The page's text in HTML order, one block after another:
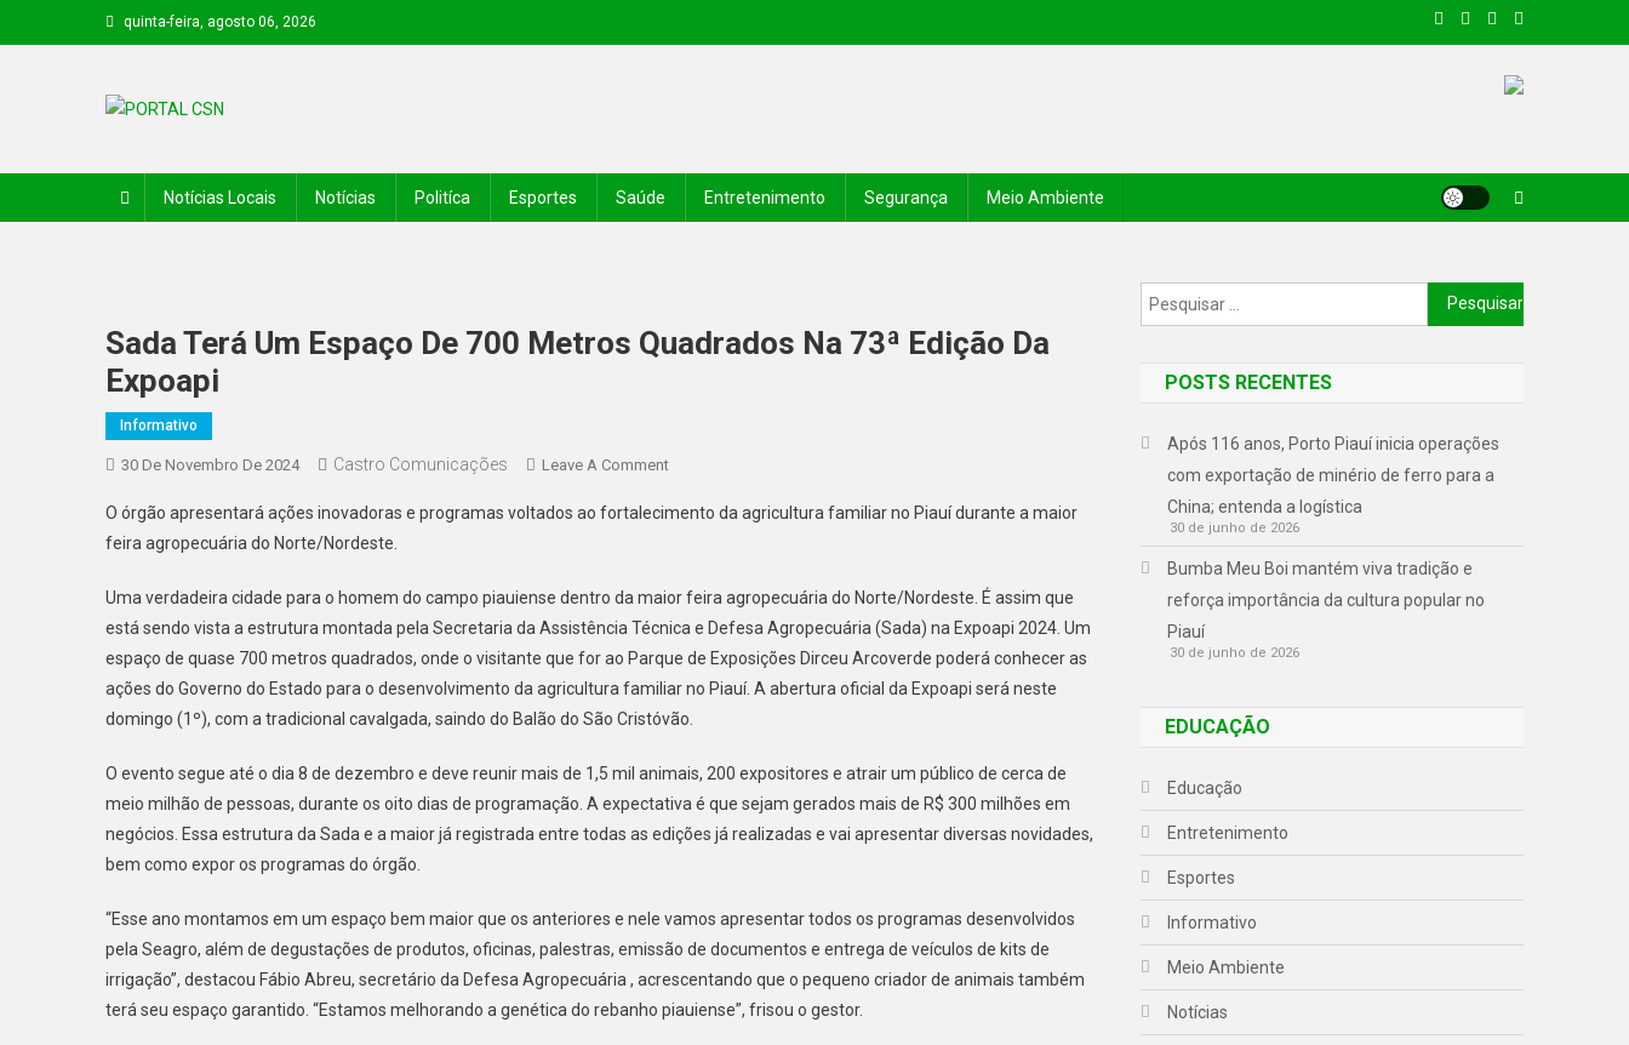
quinta-feira, agosto 06, 2026
Notícias Locais Notícias Politíca Esportes Saúde Entretenimento Segurança Meio Ambiente
Sada Terá Um Espaço De 700 Metros Quadrados Na 73ª Edição Da
Expoapi
Informativo
30 De Novembro De 2024 Castro Comunicações Leave A Comment
O órgão apresentará ações inovadoras e programas voltados ao fortalecimento da agricultura familiar no Piauí durante a maior
feira agropecuária do Norte/Nordeste.
Uma verdadeira cidade para o homem do campo piauiense dentro da maior feira agropecuária do Norte/Nordeste. É assim que
está sendo vista a estrutura montada pela Secretaria da Assistência Técnica e Defesa Agropecuária (Sada) na Expoapi 2024. Um
espaço de quase 700 metros quadrados, onde o visitante que for ao Parque de Exposições Dirceu Arcoverde poderá conhecer as
ações do Governo do Estado para o desenvolvimento da agricultura familiar no Piauí. A abertura oficial da Expoapi será neste
domingo (1º), com a tradicional cavalgada, saindo do Balão do São Cristóvão.
O evento segue até o dia 8 de dezembro e deve reunir mais de 1,5 mil animais, 200 expositores e atrair um público de cerca de
meio milhão de pessoas, durante os oito dias de programação. A expectativa é que sejam gerados mais de R$ 300 milhões em
negócios. Essa estrutura da Sada e a maior já registrada entre todas as edições já realizadas e vai apresentar diversas novidades,
bem como expor os programas do órgão.
“Esse ano montamos em um espaço bem maior que os anteriores e nele vamos apresentar todos os programas desenvolvidos
pela Seagro, além de degustações de produtos, oficinas, palestras, emissão de documentos e entrega de veículos de kits de
irrigação”, destacou Fábio Abreu, secretário da Defesa Agropecuária , acrescentando que o pequeno criador de animais também
terá seu espaço garantido. “Estamos melhorando a genética do rebanho piauiense”, frisou o gestor.
POSTS RECENTES
Após 116 anos, Porto Piauí inicia operações
com exportação de minério de ferro para a
China; entenda a logística
30 de junho de 2026
Bumba Meu Boi mantém viva tradição e
reforça importância da cultura popular no
Piauí
30 de junho de 2026
EDUCAÇÃO
Educação
Entretenimento
Esportes
Informativo
Meio Ambiente
Notícias